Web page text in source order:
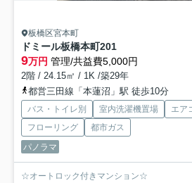
板橋区宮本町
ドミール板橋本町201
9万円 管理/共益費5,000円
2階 / 24.15㎡ / 1K /築29年
都営三田線「本蓮沼」駅 徒歩10分
バス・トイレ別 室内洗濯機置場 エア
フローリング
都市ガス
パノラマ
☆オートロック付きマンション☆